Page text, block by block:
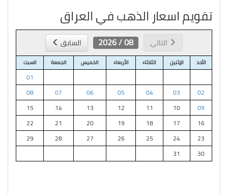
تقويم اسعار الذهب في العراق
التالي 08 / 2026 السابق
الأحد الإثنين الثلاثاء الأربعاء الخميس الجمعة السبت
01
02
03
04
05
06
07
08
09
10
11
12
13
14
15
16
17
18
19
20
21
22
23
24
25
26
27
28
29
30
31